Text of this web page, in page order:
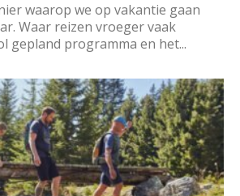
waarop we op vakantie gaan
Waar reizen vroeger vaak
gepland programma en het...